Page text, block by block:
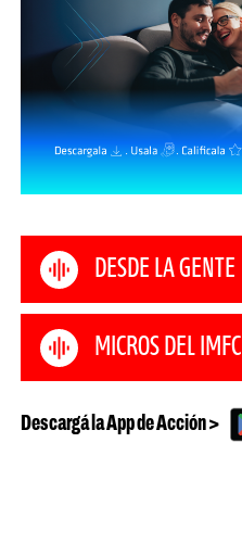
DESDE LA GENTE
MICROS DEL IMFC
Descargá la App de Acción >